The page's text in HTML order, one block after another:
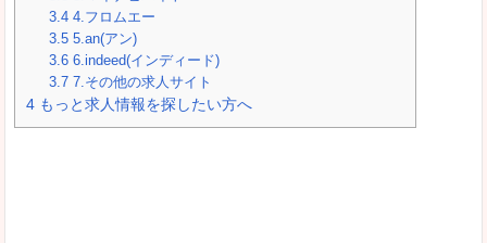
3.4 4.フロムエー
3.5 5.an(アン)
3.6 6.indeed(インディード)
3.7 7.その他の求人サイト
4 もっと求人情報を探したい方へ